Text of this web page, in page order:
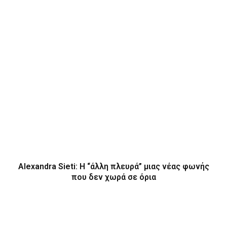
Alexandra Sieti: Η “άλλη πλευρά” μιας νέας φωνής
που δεν χωρά σε όρια